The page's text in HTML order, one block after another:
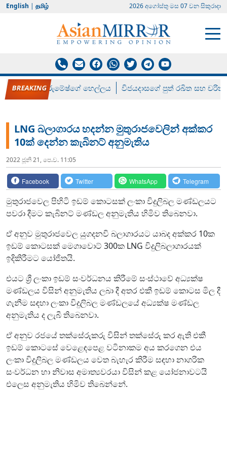
English | தமிழ் 2026 අගෝස්‍තු මස 07 වන සිකුරාදා
රන් ගෙනා රුමේෂ්ගේ හෙල්ලය විජයදාසගේ පුත් රඛිත සහ චරිත්
LNG බලාගාරය හදන්න මුතුරාජවෙලින් අක්කර
10ක් දෙන්න කැබිනට් අනුමැතිය
2022 ජූනි 21, පෙ.ව. 11:05
Facebook Twitter WhatsApp Telegram
මුතුරාජවෙල පිහිටි ඉඩම් කොටසක් ලංකා විදුලිබල මණ්ඩලයට
පවරා දීමට කැබිනට් මණ්ඩල අනුමැතිය හිමිව තිබෙනවා.
ඒ අනුව මුතුරාජවෙල යුගදනවි බලාගාරයට යාබද අක්කර 10ක
ඉඩම් කොටසක් මෙගාවොට් 300ක LNG විදුලිබලාගාරයක්
ඉදිකිරීමට යෝජිතයි.
එයට ශ්‍රී ලංකා ඉඩම් සංවර්ධනය කිරීමේ සංස්ථාවේ අධ්‍යක්ෂ
මණ්ඩලය විසින් අනුමැතිය ලබා දී අතර එකී ඉඩම් කොටස මිල දී
ගැනීම සඳහා ලංකා විදුලිබල මණ්ඩලයේ අධ්‍යක්ෂ මණ්ඩල
අනුමැතිය ද ලැබී තිබෙනවා.
ඒ අනුව රජයේ තක්සේරුකරු විසින් තක්සේරු කර ඇති එකී
ඉඩම් කොටසේ වෙළෙඳපෙළ වටිනාකම අය කරගෙන එය
ලංකා විදුලිබල මණ්ඩලය වෙත බැහැර කිරීම සඳහා නාගරික
සංවර්ධන හා නිවාස අමාත්‍යවරයා විසින් කළ යෝජනාවටයි
එලෙස අනුමැතිය හිමිව තිබෙන්නේ.